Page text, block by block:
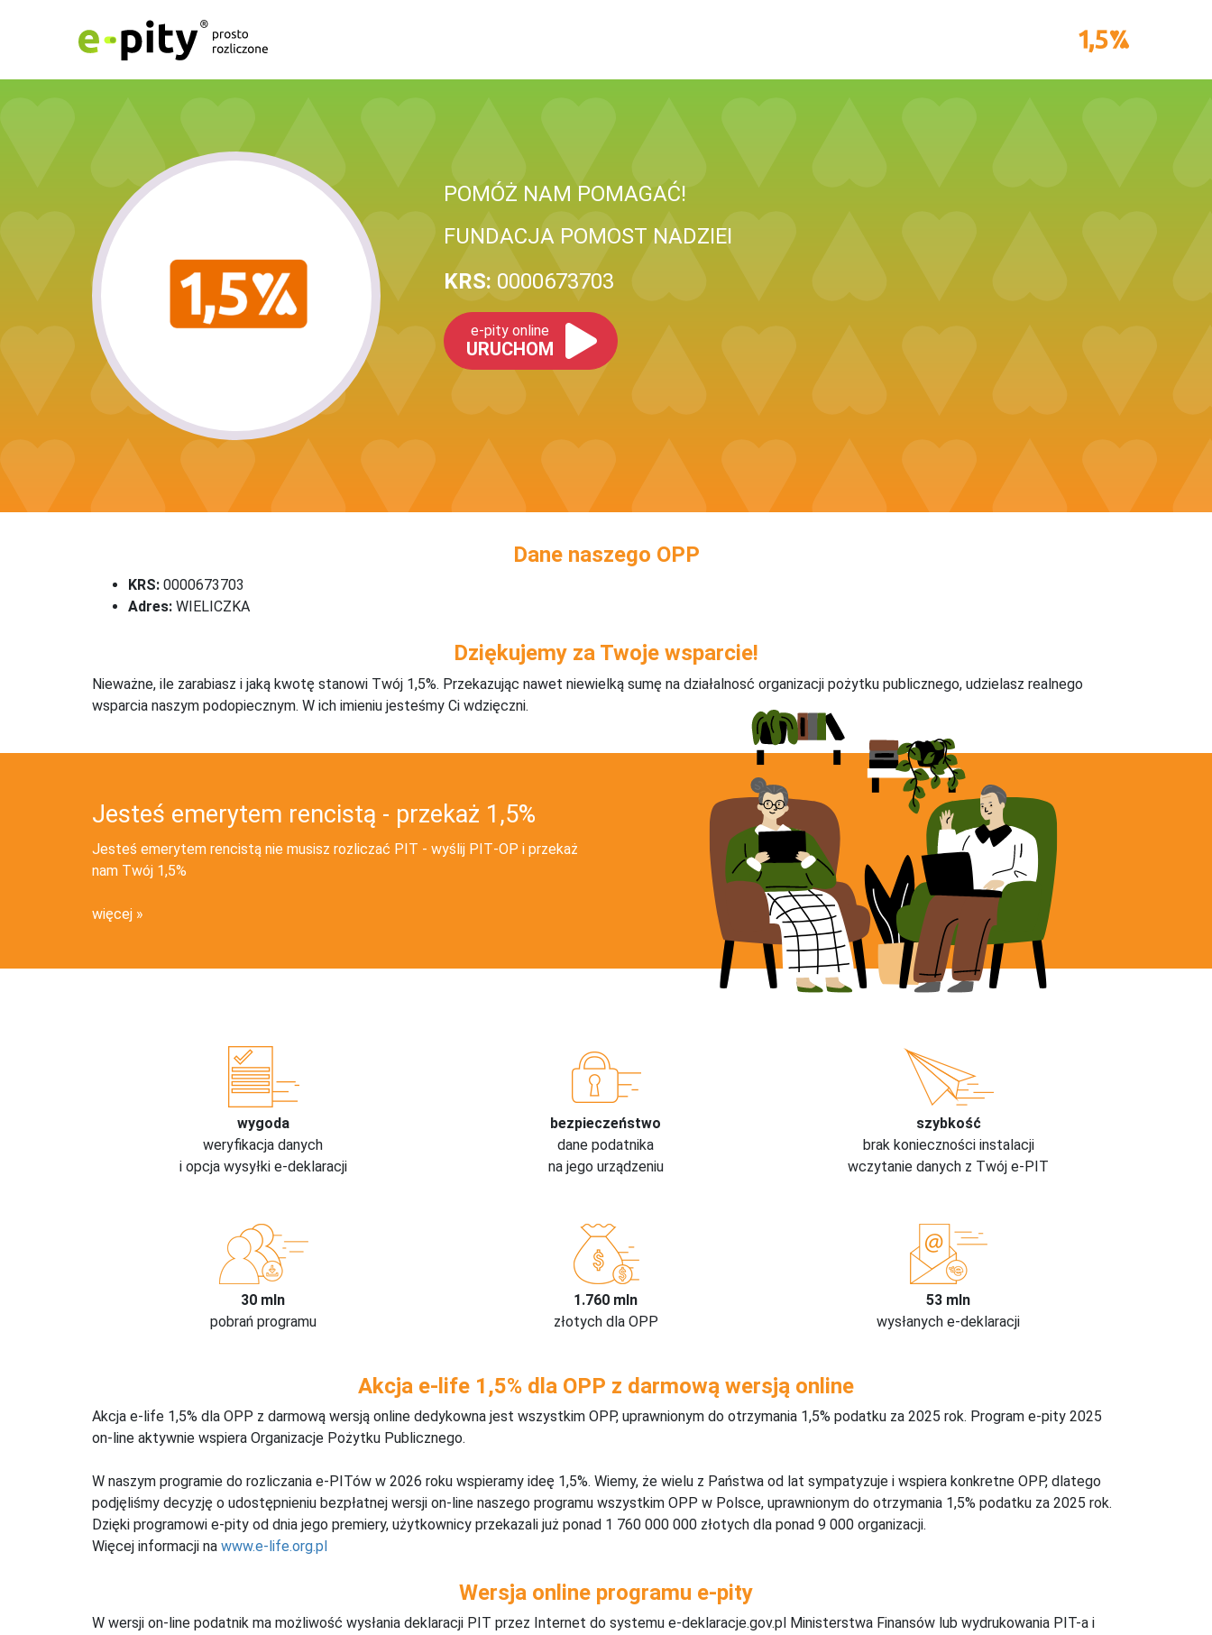
POMÓŻ NAM POMAGAĆ!
FUNDACJA POMOST NADZIEI
KRS: 0000673703
e-pity online
URUCHOM
Dane naszego OPP
KRS: 0000673703
Adres: WIELICZKA
Dziękujemy za Twoje wsparcie!
Nieważne, ile zarabiasz i jaką kwotę stanowi Twój 1,5%. Przekazując nawet niewielką sumę na działalnosć organizacji pożytku publicznego, udzielasz realnego
wsparcia naszym podopiecznym. W ich imieniu jesteśmy Ci wdzięczni.
Jesteś emerytem rencistą - przekaż 1,5%
Jesteś emerytem rencistą nie musisz rozliczać PIT - wyślij PIT‑OP i przekaż
nam Twój 1,5%
więcej
wygoda
weryfikacja danych
i opcja wysyłki e-deklaracji
bezpieczeństwo
dane podatnika
na jego urządzeniu
szybkość
brak konieczności instalacji
wczytanie danych z Twój e-PIT
30 mln
pobrań programu
1.760 mln
złotych dla OPP
53 mln
wysłanych e-deklaracji
Akcja e-life 1,5% dla OPP z darmową wersją online
Akcja e-life 1,5% dla OPP z darmową wersją online dedykowna jest wszystkim OPP, uprawnionym do otrzymania 1,5% podatku za 2025 rok. Program e-pity 2025
on-line aktywnie wspiera Organizacje Pożytku Publicznego.
W naszym programie do rozliczania e-PITów w 2026 roku wspieramy ideę 1,5%. Wiemy, że wielu z Państwa od lat sympatyzuje i wspiera konkretne OPP, dlatego
podjęliśmy decyzję o udostępnieniu bezpłatnej wersji on-line naszego programu wszystkim OPP w Polsce, uprawnionym do otrzymania 1,5% podatku za 2025 rok.
Dzięki programowi e-pity od dnia jego premiery, użytkownicy przekazali już ponad 1 760 000 000 złotych dla ponad 9 000 organizacji.
Więcej informacji na www.e-life.org.pl
Wersja online programu e-pity
W wersji on-line podatnik ma możliwość wysłania deklaracji PIT przez Internet do systemu e-deklaracje.gov.pl Ministerstwa Finansów lub wydrukowania PIT-a i